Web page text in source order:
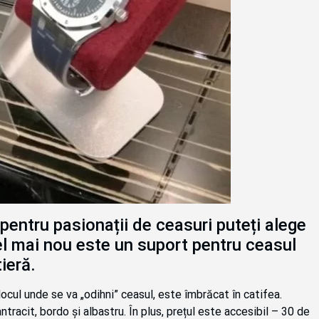
pasionații de ceasuri puteți alege
mai nou este un suport pentru ceasul
unde se va „odihni” ceasul, este îmbrăcat în catifea.
bordo și albastru. În plus, prețul este accesibil – 30 de